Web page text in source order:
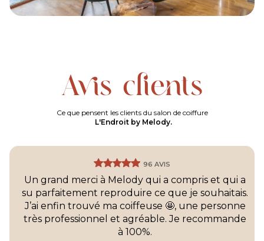
Avis clients
Ce que pensent les clients du salon de coiffure
L'Endroit by Melody.
96 AVIS
Un grand merci à Melody qui a compris et qui a
su parfaitement reproduire ce que je souhaitais.
J’ai enfin trouvé ma coiffeuse 🤩, une personne
très professionnel et agréable. Je recommande
à 100%.